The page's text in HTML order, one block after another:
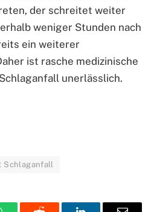
der schreitet weiter
weniger Stunden nach
ein weiterer
ist rasche medizinische
unerlässlich.
Schlaganfall